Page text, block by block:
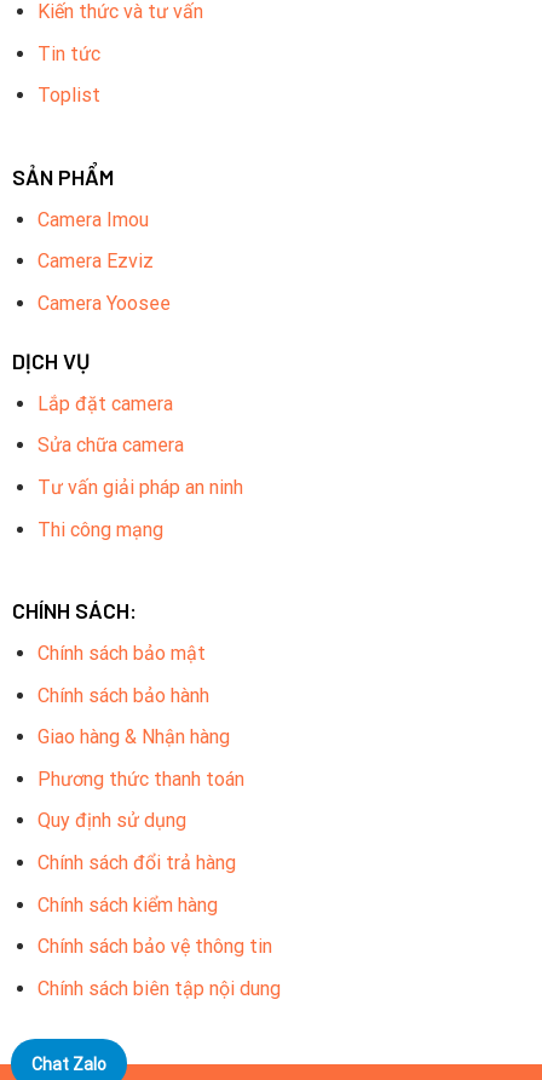
Kiến thức và tư vấn
Tin tức
Toplist
SẢN PHẨM
Camera Imou
Camera Ezviz
Camera Yoosee
DỊCH VỤ
Lắp đặt camera
Sửa chữa camera
Tư vấn giải pháp an ninh
Thi công mạng
CHÍNH SÁCH:
Chính sách bảo mật
Chính sách bảo hành
Giao hàng & Nhận hàng
Phương thức thanh toán
Quy định sử dụng
Chính sách đổi trả hàng
Chính sách kiểm hàng
Chính sách bảo vệ thông tin
Chính sách biên tập nội dung
Chat Zalo